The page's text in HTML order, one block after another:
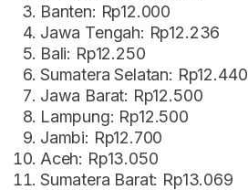
Banten: Rp12.000
Jawa Tengah: Rp12.236
Bali: Rp12.250
Sumatera Selatan: Rp12.440
Jawa Barat: Rp12.500
Lampung: Rp12.500
Jambi: Rp12.700
Aceh: Rp13.050
Sumatera Barat: Rp13.069